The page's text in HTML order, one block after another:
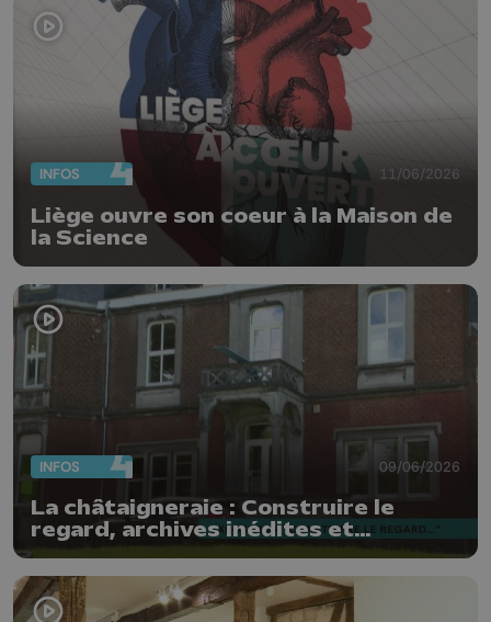
INFOS 11/06/2026
Liège ouvre son coeur à la Maison de
la Science
INFOS 09/06/2026
La châtaigneraie : Construire le
regard, archives inédites et
photographies contemporaines